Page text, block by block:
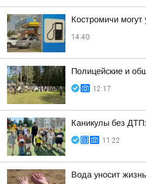
Костромичи могут
14:40
Полицейские и
12:17
Каникулы без
11:22
Вода уносит